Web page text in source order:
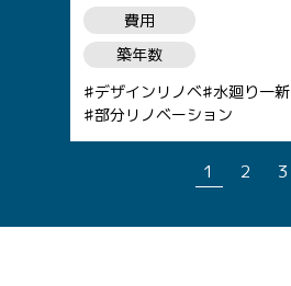
費用
築年数
デザインリノベ 水廻り一新
部分リノベーション
1 2 3